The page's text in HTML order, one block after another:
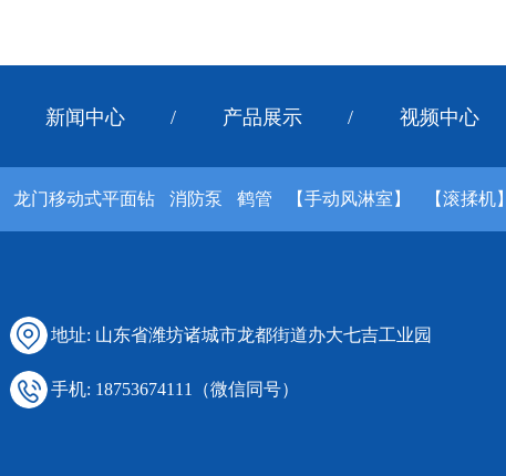
新闻中心 / 产品展示 / 视频中心
龙门移动式平面钻 消防泵 鹤管 【手动风淋室】 【滚揉机】
地址: 山东省潍坊诸城市龙都街道办大七吉工业园
手机: 18753674111（微信同号）